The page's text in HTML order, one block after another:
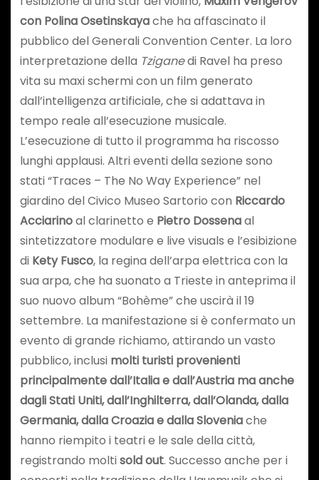
con Polina Osetinskayache ha affascinato il
pubblico del Generali Convention Center. La loro
interpretazione della Tziganedi Ravel ha preso
vita su maxi schermi con un film generato
dall’intelligenza artificiale, che si adattava in
tempo reale all’esecuzione musicale.
L’esecuzione di tutto il programma ha riscosso
lunghi applausi. Altri eventi della sezione sono
stati “Traces – The No Way Experience” nel
giardino del Civico Museo Sartorio con Riccardo
Acciarinoal clarinetto e Pietro Dossenaal
sintetizzatore modulare e live visuals e l’esibizione
di Kety Fusco, la regina dell’arpa elettrica con la
sua arpa, che ha suonato a Trieste in anteprima il
suo nuovo album “Bohème” che uscirà il 19
settembre. La manifestazione si è confermato un
evento di grande richiamo, attirando un vasto
pubblico, inclusi molti turisti provenienti
principalmente dall’Italia e dall’Austria ma anche
dagli Stati Uniti, dall’Inghilterra, dall’Olanda, dalla
Germania, dalla Croazia e dalla Sloveniache
hanno riempito i teatri e le sale della città,
registrando moltisold out. Successo anche per i